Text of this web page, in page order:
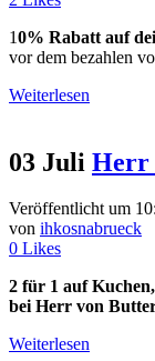
10% Rabatt auf
vor dem bezahlen
Weiterlesen
03 Juli Herr
Veröffentlicht um
von ihkosnabrueck
0 Likes
2 für 1 auf
bei Herr von
Weiterlesen